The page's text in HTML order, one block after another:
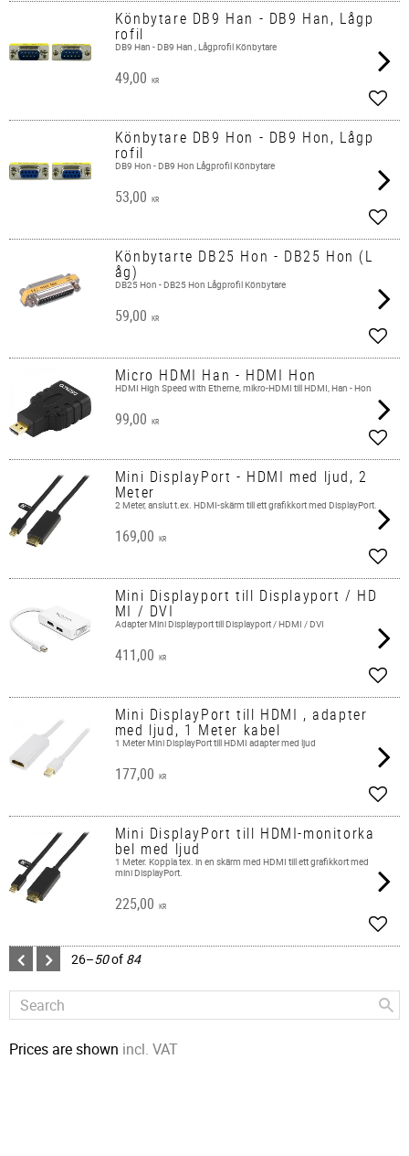
Könbytare DB9 Han - DB9 Han, Lågp
rofil
DB9 Han - DB9 Han , Lågprofil Könbytare
49,00 KR
Add
Könbytare DB9 Hon - DB9 Hon, Lågp
rofil
DB9 Hon - DB9 Hon Lågprofil Könbytare
53,00 KR
Add
Könbytarte DB25 Hon - DB25 Hon (L
åg)
DB25 Hon - DB25 Hon Lågprofil Könbytare
59,00 KR
Add
Micro HDMI Han - HDMI Hon
HDMI High Speed with Etherne, mikro-HDMI till HDMI, Han - Hon
99,00 KR
Add
Mini DisplayPort - HDMI med ljud, 2
Meter
2 Meter, anslut t.ex. HDMI-skärm till ett grafikkort med DisplayPort.
169,00 KR
Add
Mini Displayport till Displayport / HD
MI / DVI
Adapter Mini Displayport till Displayport / HDMI / DVI
411,00 KR
Add
Mini DisplayPort till HDMI , adapter
med ljud, 1 Meter kabel
1 Meter Mini DisplayPort till HDMI adapter med ljud
177,00 KR
Add
Mini DisplayPort till HDMI-monitorka
bel med ljud
1 Meter. Koppla tex. in en skärm med HDMI till ett grafikkort med
mini DisplayPort.
225,00 KR
Add
26–50of 84
Prices are shown incl. VAT